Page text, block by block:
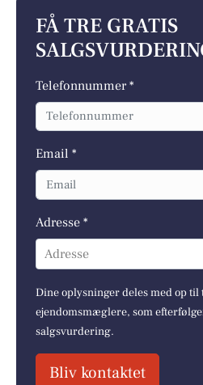
FÅ TRE GRATIS
Telefonnummer *
Email *
Adresse *
Adresse
Dine oplysninger deles med op til
ejendomsmæglere, som
salgsvurdering.
Bliv kontaktet